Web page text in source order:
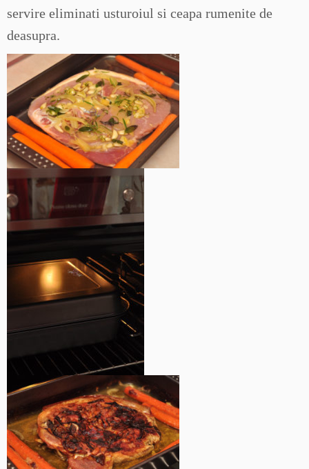
servire eliminati usturoiul si ceapa rumenite de
deasupra.